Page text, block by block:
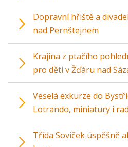
Dopravní hřiště a
nad Pernštejnem
Krajina z ptačího
pro děti v Žďáru nad
Veselá exkurze do
Lotrando, miniatury i
Třída Soviček úspěšně